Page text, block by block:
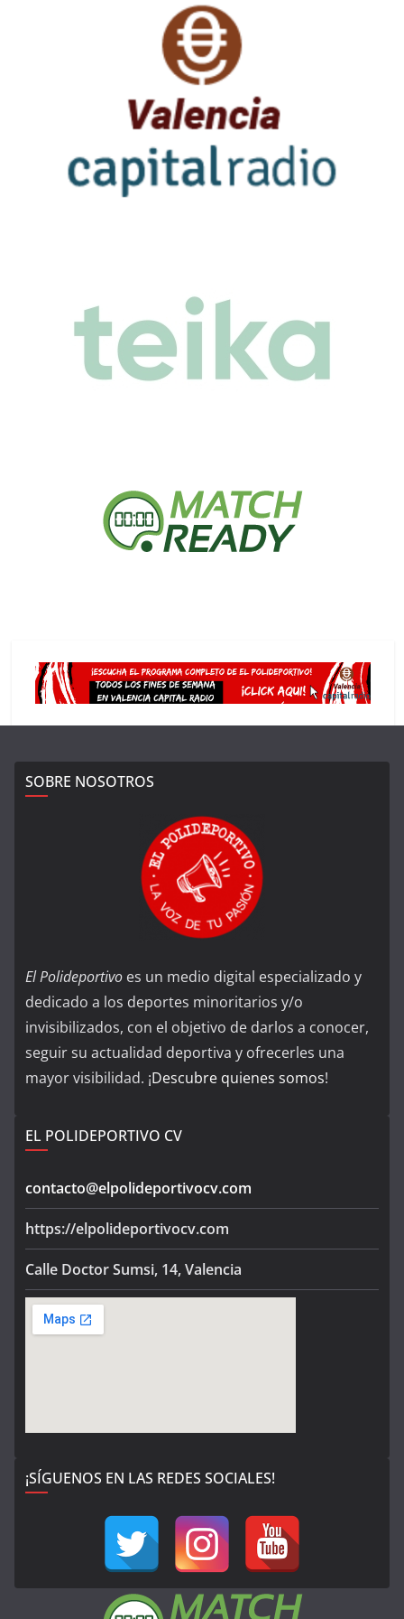
SOBRE NOSOTROS
El Polideportivo es un medio digital especializado y
dedicado a los deportes minoritarios y/o
invisibilizados, con el objetivo de darlos a conocer,
seguir su actualidad deportiva y ofrecerles una
mayor visibilidad. ¡Descubre quienes somos!
EL POLIDEPORTIVO CV
contacto@elpolideportivocv.com
https://elpolideportivocv.com
Calle Doctor Sumsi, 14, Valencia
¡SÍGUENOS EN LAS REDES SOCIALES!